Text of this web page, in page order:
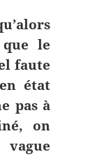
le
faute
état
pas à
on